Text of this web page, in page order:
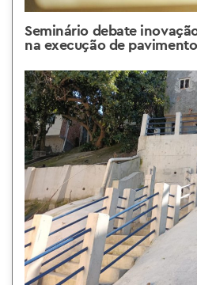
Seminário debate
na execução de